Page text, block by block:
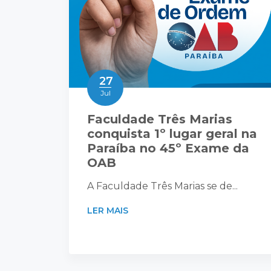
27
Jul
Faculdade Três Marias
conquista 1º lugar geral na
Paraíba no 45º Exame da
OAB
A Faculdade Três Marias se de...
LER MAIS